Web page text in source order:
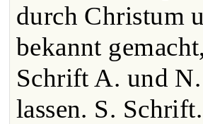
durch Christum
bekannt
Schrift A. und
lassen. S.